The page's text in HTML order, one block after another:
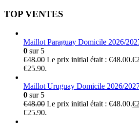
TOP VENTES
Maillot Paraguay Domicile 2026/
0 sur 5
€48.00 Le prix initial était : €48.00.€
€25.90.
Maillot Uruguay Domicile 2026/
0 sur 5
€48.00 Le prix initial était : €48.00.€
€25.90.